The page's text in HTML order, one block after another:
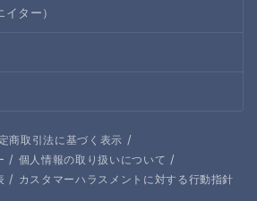
ター）
商取引法に基づく表示 /
/ 個人情報の取り扱いについて /
/ カスタマーハラスメントに対する行動指針